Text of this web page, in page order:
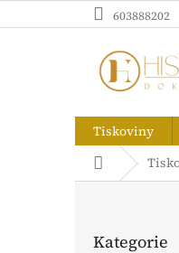
na
603888202
Tiskoviny
Domů
kategorie
Kategorie